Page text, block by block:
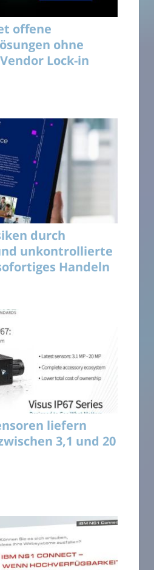
offene
ohne
Lock-in
durch
unkontrollierte
Handeln
liefern
3,1 und 20